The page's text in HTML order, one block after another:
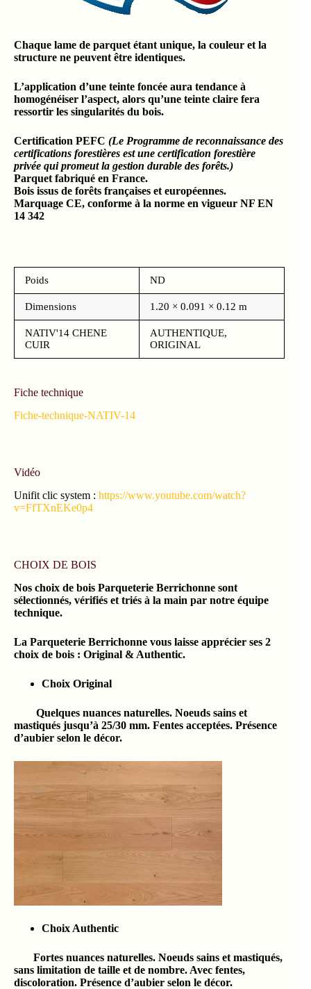
Chaque lame de parquet étant unique, la couleur et la
structure ne peuvent être identiques.
L’application d’une teinte foncée aura tendance à
homogénéiser l’aspect, alors qu’une teinte claire fera
ressortir les singularités du bois.
Certification PEFC (Le Programme de reconnaissance des
certifications forestières est une certification forestière
privée qui promeut la gestion durable des forêts.)
Parquet fabriqué en France.
Bois issus de forêts françaises et européennes.
Marquage CE, conforme à la norme en vigueur NF EN
14 342
Poids ND
Dimensions 1.20 × 0.091 × 0.12 m
NATIV'14 CHENE
CUIR
AUTHENTIQUE,
ORIGINAL
Fiche technique
Fiche-technique-NATIV-14
Vidéo
Unifit clic system : https://www.youtube.com/watch?
v=FfTXnEKe0p4
CHOIX DE BOIS
Nos choix de bois Parqueterie Berrichonne sont
sélectionnés, vérifiés et triés à la main par notre équipe
technique.
La Parqueterie Berrichonne vous laisse apprécier ses 2
choix de bois : Original & Authentic.
Choix Original
Quelques nuances naturelles. Noeuds sains et
mastiqués jusqu’à 25/30 mm. Fentes acceptées. Présence
d’aubier selon le décor.
Choix Authentic
Fortes nuances naturelles. Noeuds sains et mastiqués,
sans limitation de taille et de nombre. Avec fentes,
discoloration. Présence d’aubier selon le décor.